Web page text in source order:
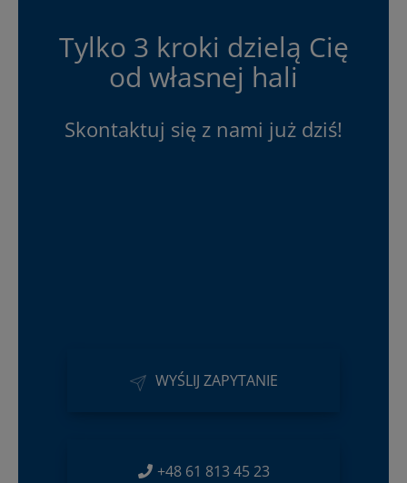
Tylko 3 kroki dzielą Cię
od własnej hali
Skontaktuj się z nami już dziś!
WYŚLIJ ZAPYTANIE
+48 61 813 45 23